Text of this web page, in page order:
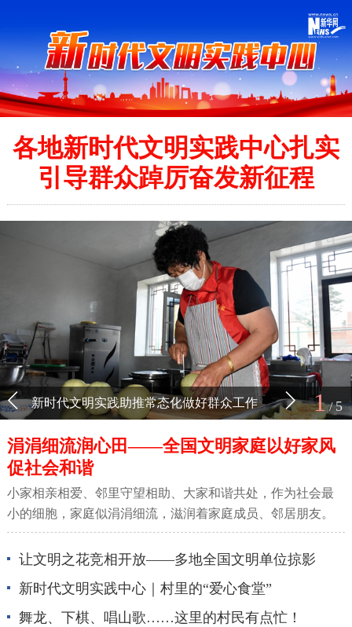
各地新时代文明实践中心扎实
引导群众踔厉奋发新征程
新时代文明实践助推常态化做好群众工作 1/5
涓涓细流润心田——全国文明家庭以好家风
促社会和谐
小家相亲相爱、邻里守望相助、大家和谐共处，作为社会最
小的细胞，家庭似涓涓细流，滋润着家庭成员、邻居朋友。
让文明之花竞相开放——多地全国文明单位掠影
新时代文明实践中心｜村里的“爱心食堂”
舞龙、下棋、唱山歌……这里的村民有点忙！